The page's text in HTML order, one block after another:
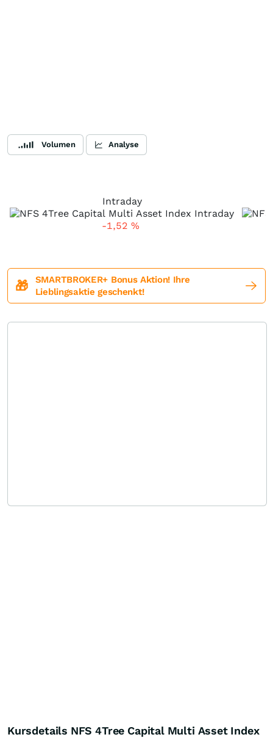
Volumen Analyse
Intraday
-1,52 %
🎁
SMARTBROKER+ Bonus Aktion! Ihre
Lieblingsaktie geschenkt!
Kursdetails NFS 4Tree Capital Multi Asset Index